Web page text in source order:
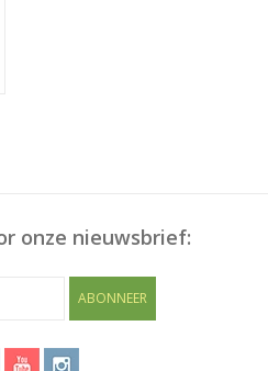
onze nieuwsbrief:
ABONNEER